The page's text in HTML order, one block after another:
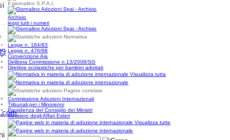
Il giornalino S.P.A.I.
Archivio
leggi tutti i numeri
Normativa
Legge n. 184/83
Legge n. 476/98
Convenzione Aja
Delibera Commissione n.13/2008/SG
Direttive scolastiche per bambini adottati
Visualizza tutta
Pagine correlate
Commissione Adozioni Internazionali
Tribunali per i Minorenni
Presidenza del Consiglio dei Ministri
Ministero degli Affari Esteri
Visualizza tutte